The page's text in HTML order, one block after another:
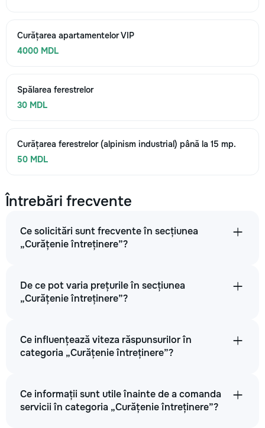
Curățarea apartamentelor VIP
4000 MDL
Spălarea ferestrelor
30 MDL
Curățarea ferestrelor (alpinism industrial) până la 15 mp.
50 MDL
Întrebări frecvente
Ce solicitări sunt frecvente în secțiunea
„Curățenie întreținere”?
De ce pot varia prețurile în secțiunea
„Curățenie întreținere”?
Ce influențează viteza răspunsurilor în
categoria „Curățenie întreținere”?
Ce informații sunt utile înainte de a comanda
servicii în categoria „Curățenie întreținere”?